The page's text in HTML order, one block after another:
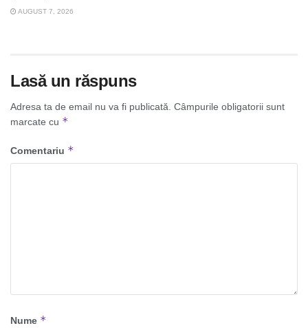
AUGUST 7, 2026
Lasă un răspuns
Adresa ta de email nu va fi publicată. Câmpurile obligatorii sunt
marcate cu *
Comentariu *
Nume *